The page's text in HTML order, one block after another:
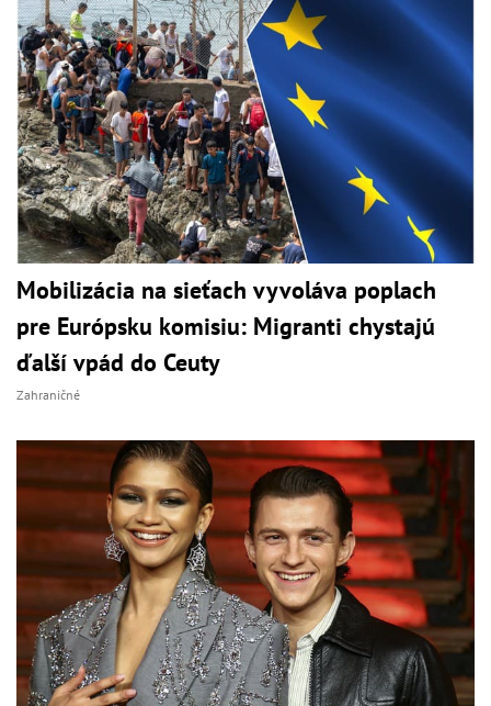
Mobilizácia na sieťach vyvoláva poplach
pre Európsku komisiu: Migranti chystajú
ďalší vpád do Ceuty
Zahraničné